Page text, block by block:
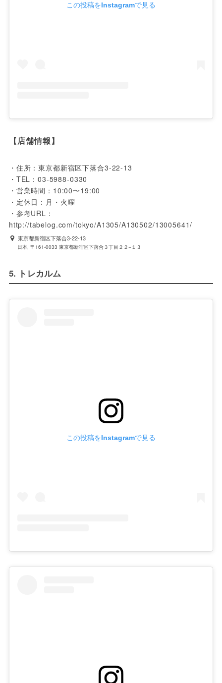
この投稿をInstagramで見る
【店舗情報】
・住所：東京都新宿区下落合3-22-13
・TEL：03-5988-0330
・営業時間：10:00〜19:00
・定休日：月・火曜
・参考URL：
http://tabelog.com/tokyo/A1305/A130502/13005641/
東京都新宿区下落合3-22-13
日本, 〒161-0033 東京都新宿区下落合３丁目２２−１３
5. トレカルム
この投稿をInstagramで見る